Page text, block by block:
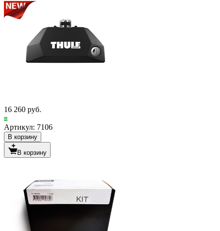
16 260 руб.
Артикул: 7106
В корзину
В корзину